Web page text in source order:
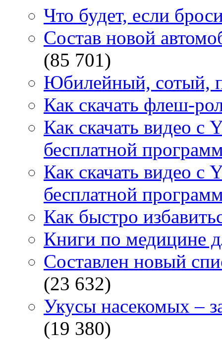
Что будет, если
Состав новой
(85 701)
Юбилейный, сотый,
Как скачать флеш-
Как скачать видео с
бесплатной
Как скачать видео с
бесплатной
Как быстро
Книги по медицине
Составлен новый
(23 632)
Укусы насекомых –
(19 380)